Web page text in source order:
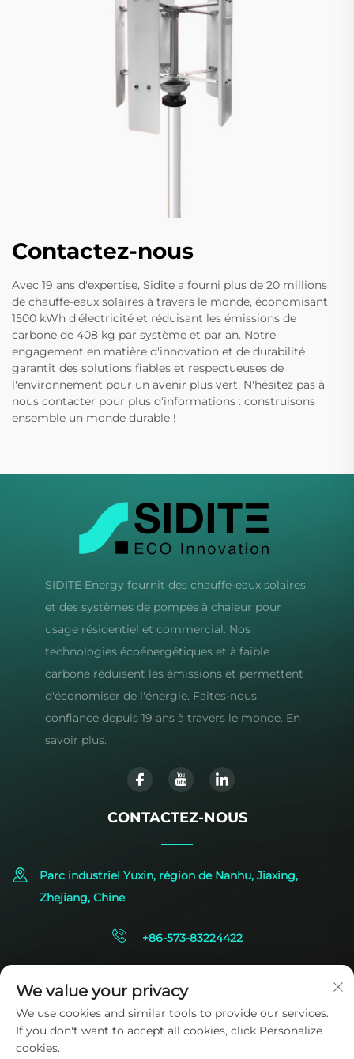
Contactez-nous
Avec 19 ans d'expertise, Sidite a fourni plus de 20 millions
de chauffe-eaux solaires à travers le monde, économisant
1500 kWh d'électricité et réduisant les émissions de
carbone de 408 kg par système et par an. Notre
engagement en matière d'innovation et de durabilité
garantit des solutions fiables et respectueuses de
l'environnement pour un avenir plus vert. N'hésitez pas à
nous contacter pour plus d'informations : construisons
ensemble un monde durable !
SIDITE Energy fournit des chauffe-eaux solaires
et des systèmes de pompes à chaleur pour
usage résidentiel et commercial. Nos
technologies écoénergétiques et à faible
carbone réduisent les émissions et permettent
d'économiser de l'énergie. Faites-nous
confiance depuis 19 ans à travers le monde. En
savoir plus.
CONTACTEZ-NOUS
Parc industriel Yuxin, région de Nanhu, Jiaxing,
Zhejiang, Chine
+86-573-83224422
We value your privacy
We use cookies and similar tools to provide our services.
If you don't want to accept all cookies, click Personalize
cookies.